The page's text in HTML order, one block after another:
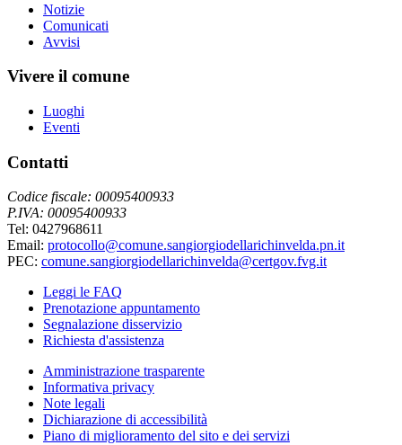
Notizie
Comunicati
Avvisi
Vivere il comune
Luoghi
Eventi
Contatti
Codice fiscale: 00095400933
P.IVA: 00095400933
Tel: 0427968611
Email: protocollo@comune.sangiorgiodellarichinvelda.pn.it
PEC: comune.sangiorgiodellarichinvelda@certgov.fvg.it
Leggi le FAQ
Prenotazione appuntamento
Segnalazione disservizio
Richiesta d'assistenza
Amministrazione trasparente
Informativa privacy
Note legali
Dichiarazione di accessibilità
Piano di miglioramento del sito e dei servizi